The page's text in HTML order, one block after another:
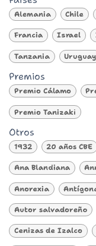
Alemania Chile
Francia Israel
Tanzania Uruguay
Premios
Premio Cálamo
Premio Tanizaki
Otros
1932 20 años CBE
Ana Blandiana
Anorexia
Autor salvadoreño
Cenizas de Izalco